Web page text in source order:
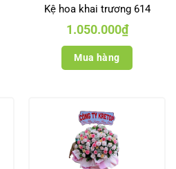
Kệ hoa khai trương 614
1.050.000₫
Mua hàng